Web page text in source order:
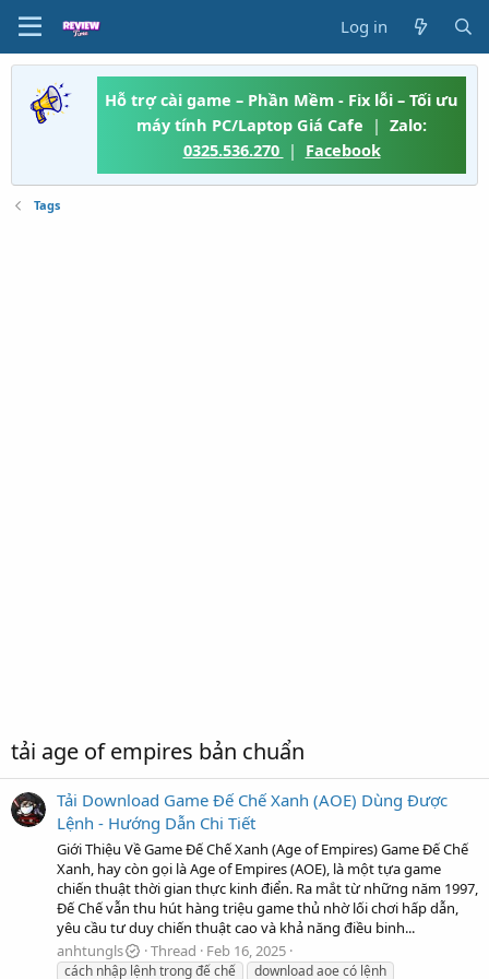
Log in
Hỗ trợ cài game – Phần Mềm - Fix lỗi – Tối ưu
máy tính PC/Laptop Giá Cafe | Zalo:
0325.536.270 | Facebook
Tags
tải age of empires bản chuẩn
Tải Download Game Đế Chế Xanh (AOE) Dùng Được
Lệnh - Hướng Dẫn Chi Tiết
Giới Thiệu Về Game Đế Chế Xanh (Age of Empires) Game Đế Chế
Xanh, hay còn gọi là Age of Empires (AOE), là một tựa game
chiến thuật thời gian thực kinh điển. Ra mắt từ những năm 1997,
Đế Chế vẫn thu hút hàng triệu game thủ nhờ lối chơi hấp dẫn,
yêu cầu tư duy chiến thuật cao và khả năng điều binh...
anhtungls
Thread Feb 16, 2025
cách nhập lệnh trong đế chế download aoe có lệnh